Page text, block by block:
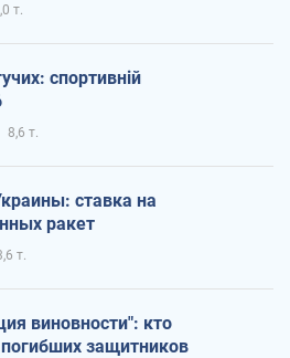
т.
спортивній
8,6 т.
ставка на
ракет
т.
виновности": кто
защитников